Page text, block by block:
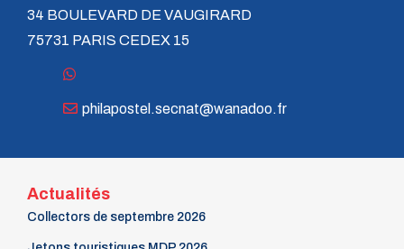
34 BOULEVARD DE VAUGIRARD
75731 PARIS CEDEX 15
philapostel.secnat@wanadoo.fr
Actualités
Collectors de septembre 2026